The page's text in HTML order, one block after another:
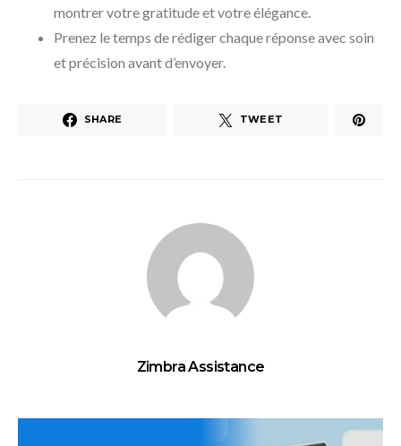
montrer votre gratitude et votre élégance.
Prenez le temps de rédiger chaque réponse avec soin
et précision avant d’envoyer.
SHARE TWEET
Zimbra Assistance